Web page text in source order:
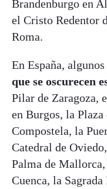
Brandenburgo en
el Cristo Redentor
Roma.
En España,
que se oscurecen
Pilar de Zaragoza,
en Burgos, la
Compostela, la
Catedral de
Palma de Mallorca,
Cuenca, la